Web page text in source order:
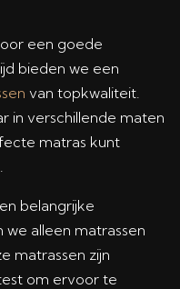
een goede
bieden we een
van topkwaliteit.
in verschillende maten
matras kunt
belangrijke
we alleen matrassen
matrassen zijn
om ervoor te